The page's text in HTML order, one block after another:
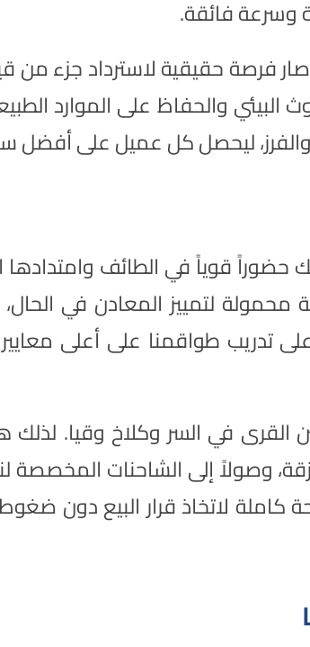
وسرعة فائقة.
فرصة حقيقية لاسترداد جزء
والحفاظ على الموارد
والفرز، ليحصل كل عميل على
قوياً في الطائف وامتدادها
محمولة لتمييز المعادن في
تدريب طواقمنا على أعلى
القرى في السر وكلاخ وقيا. لذلك
وصولاً إلى الشاحنات
كاملة لاتخاذ قرار البيع دون